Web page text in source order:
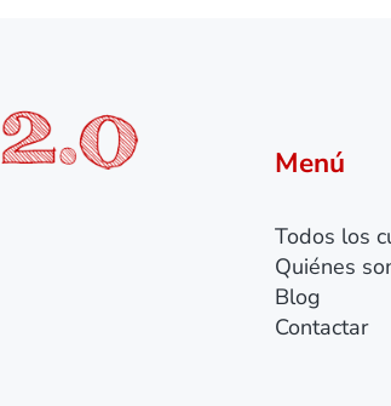
Menú
Todos los
Quiénes
Blog
Contactar